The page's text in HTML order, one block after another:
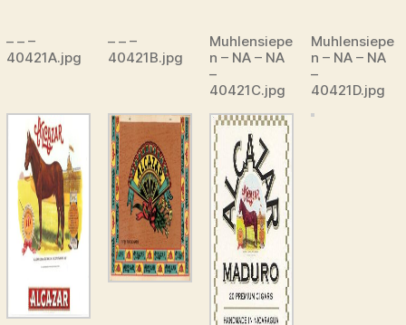
– – –
40421A.jpg
– – –
40421B.jpg
Muhlensiepe
n – NA – NA
–
40421C.jpg
Muhlensiepe
n – NA – NA
–
40421D.jpg